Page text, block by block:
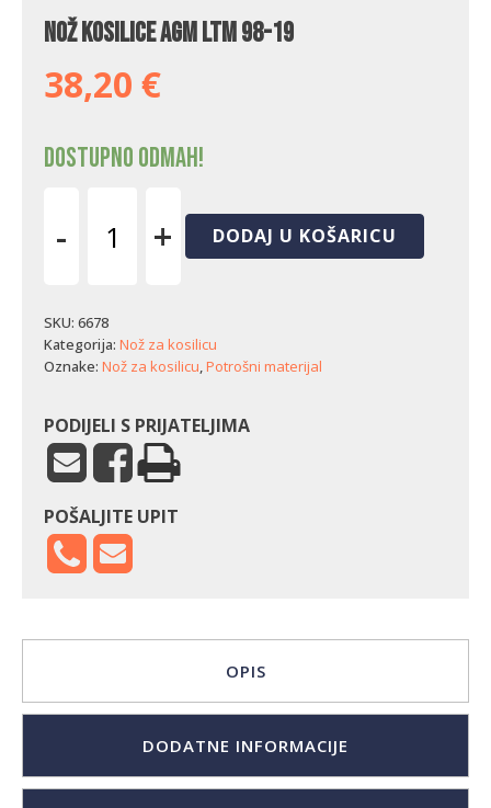
Nož kosilice AGM LTM 98-19
38,20 €
Dostupno odmah!
-
LTM
98-
19
+ DODAJ U KOŠARICU
SKU: 6678
Kategorija: Nož za kosilicu
Oznake: Nož za kosilicu,Potrošni materijal
PODIJELI S PRIJATELJIMA
POŠALJITE UPIT
OPIS
DODATNE INFORMACIJE